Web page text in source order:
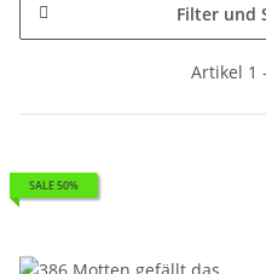
Filter und
Artikel 1
SALE 50%